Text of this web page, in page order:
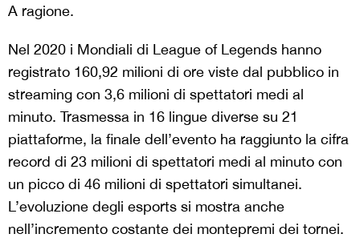
A ragione.
Nel 2020 i Mondiali di League of Legends hanno
registrato 160,92 milioni di ore viste dal pubblico in
streaming con 3,6 milioni di spettatori medi al
minuto. Trasmessa in 16 lingue diverse su 21
piattaforme, la finale dell’evento ha raggiunto la cifra
record di 23 milioni di spettatori medi al minuto con
un picco di 46 milioni di spettatori simultanei.
L’evoluzione degli esports si mostra anche
nell’incremento costante dei montepremi dei tornei.